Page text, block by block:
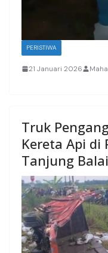
PERISTIWA
21 Januari 2026
Truk
Kereta Api di
Tanjung Balai